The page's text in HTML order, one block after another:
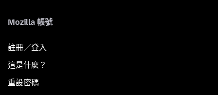
Mozilla 帳號
註冊／登入
這是什麼？
重設密碼